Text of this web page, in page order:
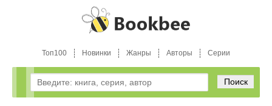
Топ100 Новинки Жанры Авторы Серии
Поиск